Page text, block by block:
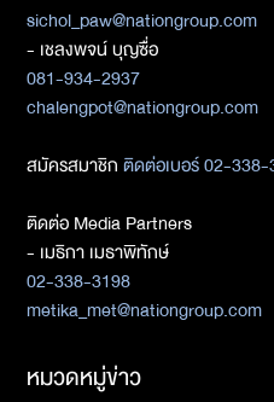
sichol_paw@nationgroup.com
- เชลงพจน์ บุญซื่อ
081-934-2937
chalengpot@nationgroup.com
สมัครสมาชิกติดต่อเบอร์ 02-
ติดต่อ Media Partners
- เมธิกา เมธาพิทักษ์
02-338-3198
metika_met@nationgroup.com
หมวดหมู่ข่าว